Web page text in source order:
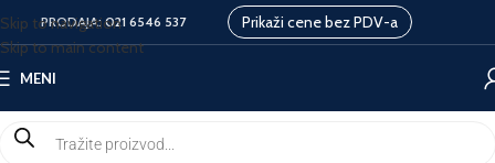
Skip to navigation
Skip to main content
PRODAJA:021 6546 537 Prikaži cene bez PDV-a
MENI